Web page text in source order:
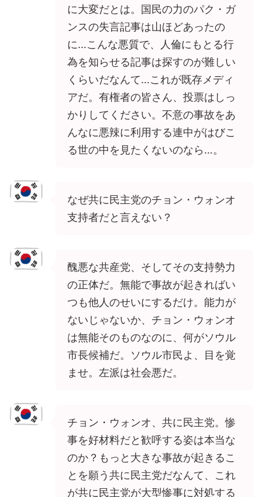
に大変だとは。国民の力のパク・ガ
ンスの失言記事は山ほどあったの
に…こんな悪質で、人倫にもとる行
為を知らせる記事は探すのが難しい
くらいだなんて…これが既存メディ
アだ。有権者の皆さん、投票はしっ
かりしてください。不意の事故をあ
んなに悪辣に利用する連中がはびこ
る世の中を見たくないのなら…。
なぜ共に民主党のチョン・ウォンオ
支持者だと言えない？
醜悪な共産党、そしてその支持勢力
の正体だ。無能で事故が起きればい
つも他人のせいにするだけ。能力が
ないじゃないか、チョン・ウォンオ
は無能そのものなのに、何がソウル
市長候補だ。ソウル市民よ、目を覚
ませ。左派は社会悪だ。
チョン・ウォンオ、共に民主党。惨
事を好材料だと歓呼する姿は本当な
のか？もっと大きな事故が起きるこ
とを願う共に民主党だなんて、これ
が共に民主党が大型惨事に対処する